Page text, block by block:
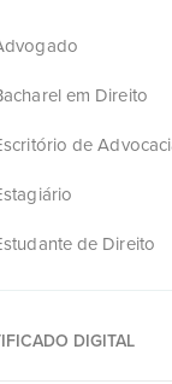
em Direito
de
de Direito
DIGITAL